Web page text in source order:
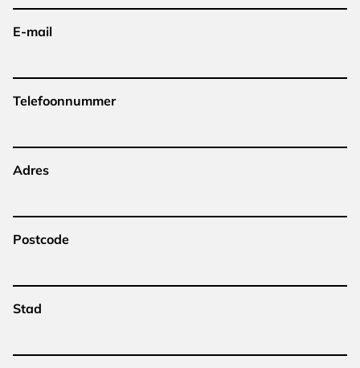
E-mail
Telefoonnummer
Adres
Postcode
Stad